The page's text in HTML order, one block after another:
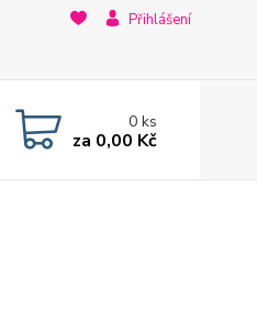
Přihlášení
0ks
za 0,00 Kč